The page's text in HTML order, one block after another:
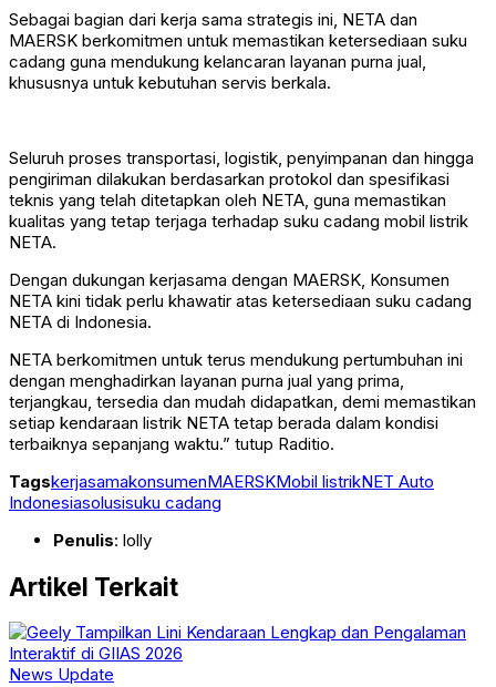
Sebagai bagian dari kerja sama strategis ini, NETA dan
MAERSK berkomitmen untuk memastikan ketersediaan suku
cadang guna mendukung kelancaran layanan purna jual,
khususnya untuk kebutuhan servis berkala.
Seluruh proses transportasi, logistik, penyimpanan dan hingga
pengiriman dilakukan berdasarkan protokol dan spesifikasi
teknis yang telah ditetapkan oleh NETA, guna memastikan
kualitas yang tetap terjaga terhadap suku cadang mobil listrik
NETA.
Dengan dukungan kerjasama dengan MAERSK, Konsumen
NETA kini tidak perlu khawatir atas ketersediaan suku cadang
NETA di Indonesia.
NETA berkomitmen untuk terus mendukung pertumbuhan ini
dengan menghadirkan layanan purna jual yang prima,
terjangkau, tersedia dan mudah didapatkan, demi memastikan
setiap kendaraan listrik NETA tetap berada dalam kondisi
terbaiknya sepanjang waktu.” tutup Raditio.
TagskerjasamakonsumenMAERSKMobil listrikNET Auto
Indonesiasolusisuku cadang
Penulis: lolly
Artikel Terkait
News Update